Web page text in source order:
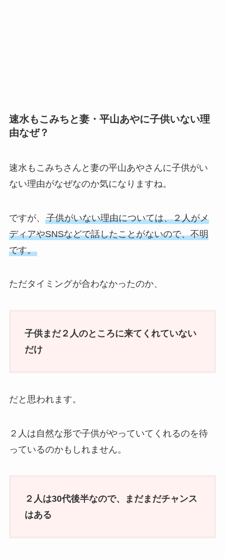
速水もこみちと妻・平山あやに子供いない理
由なぜ？
速水もこみちさんと妻の平山あやさんに子供がい
ない理由がなぜなのか気になりますね。
ですが、 子供がいない理由については、２人がメ
ディアやSNSなどで話したことがないので、不明
です。
ただタイミングが合わなかったのか、
子供まだ２人のところに来てくれていない
だけ
だと思われます。
２人は自然な形で子供がやっていてくれるのを待
っているのかもしれません。
２人は30代後半なので、まだまだチャンス
はある